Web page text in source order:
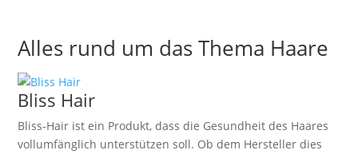
Alles rund um das Thema Haare
Bliss Hair
Bliss-Hair ist ein Produkt, dass die Gesundheit des Haares
vollumfänglich unterstützen soll. Ob dem Hersteller dies